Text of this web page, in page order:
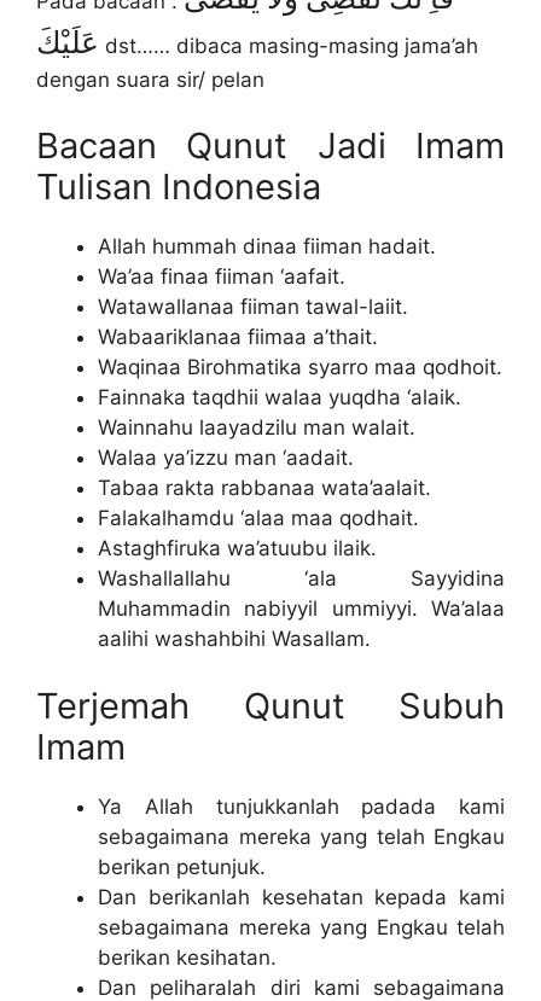
عَلَيْكَ dst…… dibaca masing-masing jama’ah
dengan suara sir/ pelan
Bacaan Qunut Jadi Imam
Tulisan Indonesia
Allah hummah dinaa fiiman hadait.
Wa’aa finaa fiiman ‘aafait.
Watawallanaa fiiman tawal-laiit.
Wabaariklanaa fiimaa a’thait.
Waqinaa Birohmatika syarro maa qodhoit.
Fainnaka taqdhii walaa yuqdha ‘alaik.
Wainnahu laayadzilu man walait.
Walaa ya’izzu man ‘aadait.
Tabaa rakta rabbanaa wata’aalait.
Falakalhamdu ‘alaa maa qodhait.
Astaghfiruka wa’atuubu ilaik.
Washallallahu ‘ala Sayyidina
Muhammadin nabiyyil ummiyyi. Wa’alaa
aalihi washahbihi Wasallam.
Terjemah Qunut Subuh
Imam
Ya Allah tunjukkanlah padada kami
sebagaimana mereka yang telah Engkau
berikan petunjuk.
Dan berikanlah kesehatan kepada kami
sebagaimana mereka yang Engkau telah
berikan kesihatan.
Dan peliharalah diri kami sebagaimana